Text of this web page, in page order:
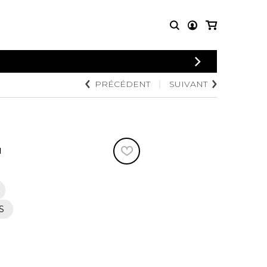
CONNEXION
PARTITIONS
POUR
AUTRES
PRODUITS
Disques compacts et
DVDs
PRÉCÉDENT SUIVANT